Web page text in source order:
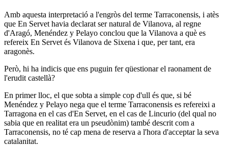
Amb aquesta interpretació a l'engròs del terme Tarraconensis, i atès
que En Servet havia declarat ser natural de Vilanova, al regne
d'Aragó, Menéndez y Pelayo conclou que la Vilanova a què es
refereix En Servet és Vilanova de Sixena i que, per tant, era
aragonès.
Però, hi ha indicis que ens puguin fer qüestionar el raonament de
l'erudit castellà?
En primer lloc, el que sobta a simple cop d'ull és que, si bé
Menéndez y Pelayo nega que el terme Tarraconensis es refereixi a
Tarragona en el cas d'En Servet, en el cas de Lincurio (del qual no
sabia que en realitat era un pseudònim) també descrit com a
Tarraconensis, no té cap mena de reserva a l'hora d'acceptar la seva
catalanitat.